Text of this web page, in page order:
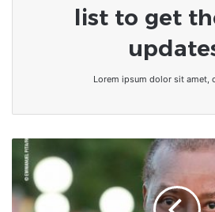
list to get
Lorem ipsum dolor sit amet,
Togo/Anniversaire
Gilchrist